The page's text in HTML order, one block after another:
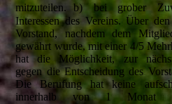
mitzuteilen. b) bei grober
Interessen des Vereins. Über
Vorstand, nachdem dem
gewährt wurde, mit einer 4/5
hat die Möglichkeit, zur
gegen die Entscheidung des
Die Berufung hat keine
innerhalb von 1 Monat